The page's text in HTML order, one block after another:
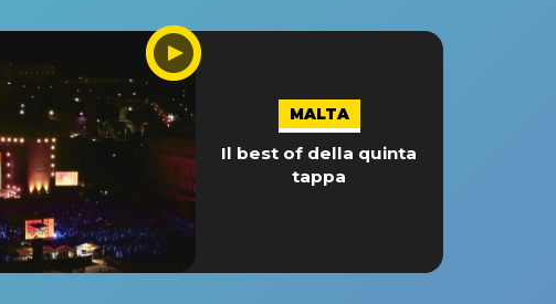
MALTA
Il best of della quinta
tappa